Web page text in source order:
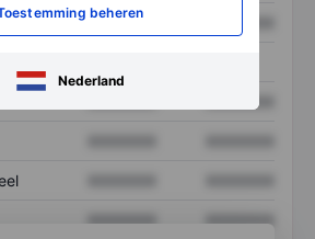
beheren
Nederland
XXXXXXX
XXXXXXX
XXXXXXX
XXXXXXX